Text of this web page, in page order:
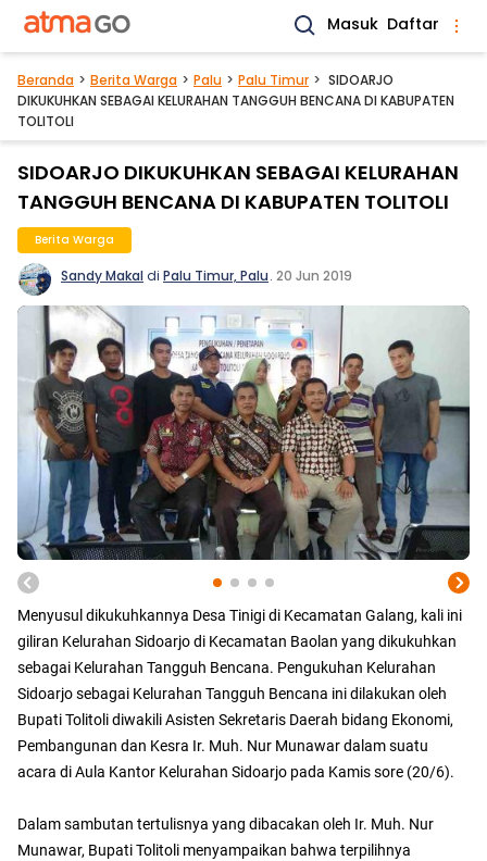
Masuk Daftar
Beranda Berita Warga Palu Palu Timur
SIDOARJO
DIKUKUHKAN SEBAGAI KELURAHAN TANGGUH BENCANA DI KABUPATEN
TOLITOLI
SIDOARJO DIKUKUHKAN SEBAGAI KELURAHAN
TANGGUH BENCANA DI KABUPATEN TOLITOLI
Berita Warga
Sandy Makaldi Palu Timur, Palu. 20 Jun 2019
Menyusul dikukuhkannya Desa Tinigi di Kecamatan Galang, kali ini
giliran Kelurahan Sidoarjo di Kecamatan Baolan yang dikukuhkan
sebagai Kelurahan Tangguh Bencana. Pengukuhan Kelurahan
Sidoarjo sebagai Kelurahan Tangguh Bencana ini dilakukan oleh
Bupati Tolitoli diwakili Asisten Sekretaris Daerah bidang Ekonomi,
Pembangunan dan Kesra Ir. Muh. Nur Munawar dalam suatu
acara di Aula Kantor Kelurahan Sidoarjo pada Kamis sore (20/6).
Dalam sambutan tertulisnya yang dibacakan oleh Ir. Muh. Nur
Munawar, Bupati Tolitoli menyampaikan bahwa terpilihnya